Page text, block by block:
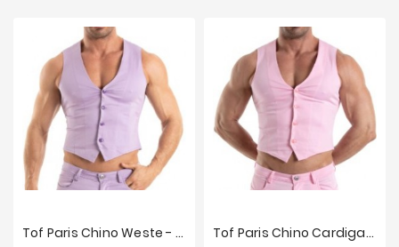
Tof Paris Chino Weste - Lila Tof Paris Chino Cardigan - Rosa